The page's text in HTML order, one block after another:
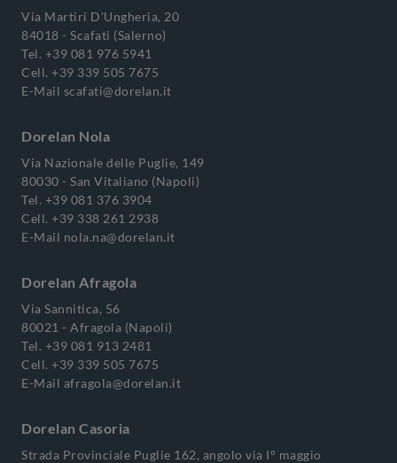
Via Martiri D'Ungheria, 20
84018 - Scafati (Salerno)
Tel. +39 081 976 5941
Cell. +39 339 505 7675
E-Mail scafati@dorelan.it
Dorelan Nola
Via Nazionale delle Puglie, 149
80030 - San Vitaliano (Napoli)
Tel. +39 081 376 3904
Cell. +39 338 261 2938
E-Mail nola.na@dorelan.it
Dorelan Afragola
Via Sannitica, 56
80021 - Afragola (Napoli)
Tel. +39 081 913 2481
Cell. +39 339 505 7675
E-Mail afragola@dorelan.it
Dorelan Casoria
Strada Provinciale Puglie 162, angolo via I° maggio